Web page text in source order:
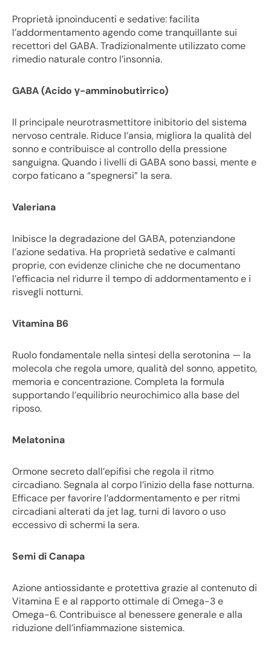
Proprietà ipnoinducenti e sedative: facilita
l’addormentamento agendo come tranquillante sui
recettori del GABA. Tradizionalmente utilizzato come
rimedio naturale contro l’insonnia.
GABA (Acido γ-amminobutirrico)
Il principale neurotrasmettitore inibitorio del sistema
nervoso centrale. Riduce l’ansia, migliora la qualità del
sonno e contribuisce al controllo della pressione
sanguigna. Quando i livelli di GABA sono bassi, mente e
corpo faticano a “spegnersi” la sera.
Valeriana
Inibisce la degradazione del GABA, potenziandone
l’azione sedativa. Ha proprietà sedative e calmanti
proprie, con evidenze cliniche che ne documentano
l’efficacia nel ridurre il tempo di addormentamento e i
risvegli notturni.
Vitamina B6
Ruolo fondamentale nella sintesi della serotonina — la
molecola che regola umore, qualità del sonno, appetito,
memoria e concentrazione. Completa la formula
supportando l’equilibrio neurochimico alla base del
riposo.
Melatonina
Ormone secreto dall’epifisi che regola il ritmo
circadiano. Segnala al corpo l’inizio della fase notturna.
Efficace per favorire l’addormentamento e per ritmi
circadiani alterati da jet lag, turni di lavoro o uso
eccessivo di schermi la sera.
Semi di Canapa
Azione antiossidante e protettiva grazie al contenuto di
Vitamina E e al rapporto ottimale di Omega-3 e
Omega-6. Contribuisce al benessere generale e alla
riduzione dell’infiammazione sistemica.